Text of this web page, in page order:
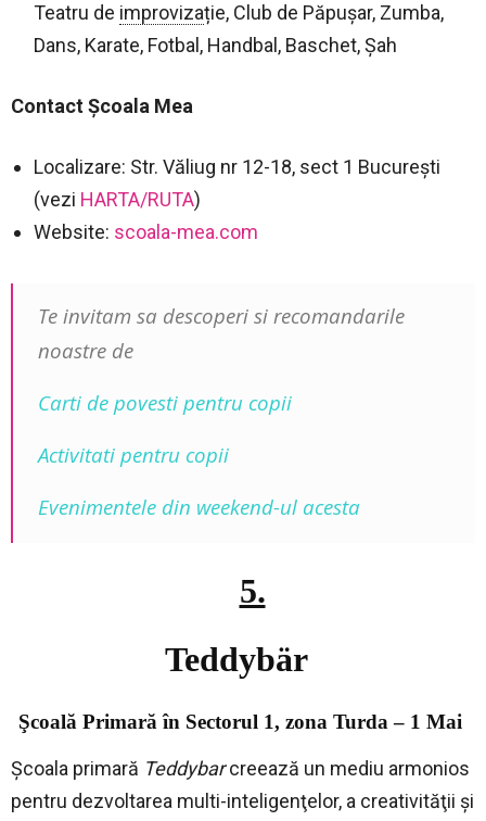
Teatru de improvizație, Club de Păpușar, Zumba,
Dans, Karate, Fotbal, Handbal, Baschet, Șah
Contact Şcoala Mea
Localizare: Str. Văliug nr 12-18, sect 1 Bucureşti
(vezi HARTA/RUTA)
Website: scoala-mea.com
Te invitam sa descoperi si recomandarile
noastre de
Carti de povesti pentru copii
Activitati pentru copii
Evenimentele din weekend-ul acesta
5.
Teddybär
Şcoală Primară în Sectorul 1, zona Turda – 1 Mai
Şcoala primară Teddybarcreează un mediu armonios
pentru dezvoltarea multi-inteligenţelor, a creativităţii şi